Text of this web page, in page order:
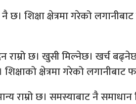
नै छ। शिक्षा क्षेत्रमा गरेको
राम्रो छ। खुसी मिल्नेछ। खर्च
क्षेत्रमा गरेको लगानीबाट
राम्रो छ। समस्याबाट नै